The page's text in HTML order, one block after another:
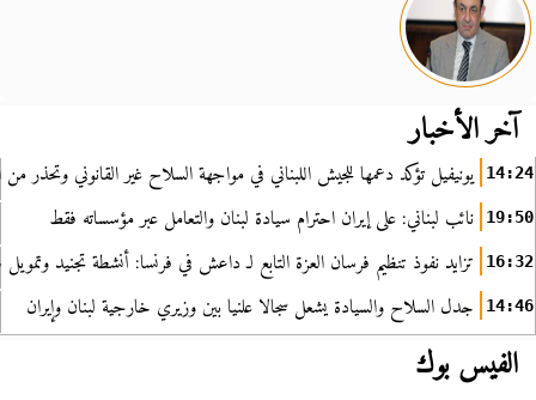
آخر الأخبار
14:24 يونيفيل تؤكد دعمها للجيش اللبناني في مواجهة السلاح غير القانوني وتحذر من
19:50 نائب لبناني: على إيران احترام سيادة لبنان والتعامل عبر مؤسساته فقط
16:32 تزايد نفوذ تنظيم فرسان العزة التابع لـ داعش في فرنسا: أنشطة تجنيد
14:46 جدل السلاح والسيادة يشعل سجالا علنيا بين وزيري خارجية لبنان وإيران
الفيس بوك